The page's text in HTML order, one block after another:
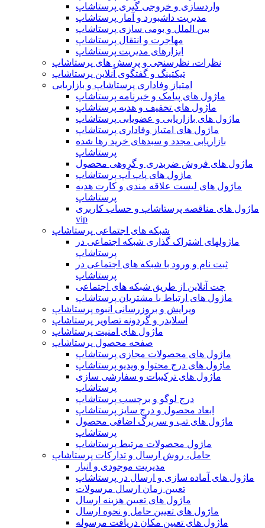
واردسازی و خروجی گیری پرستاشاپ
مدیریت داشبورد و آمار پرستاشاپ
بین الملل و بومی سازی پرستاشاپ
مهاجرت و انتقال پرستاشاپ
ابزارهای مدیریت پرستاشاپ
نظرات، نظرسنجی و پرسش های پرستاشاپ
تیکتینگ و گفتگوی آنلاین پرستاشاپ
امتیاز وفاداری پرستاشاپ و بازاریابی
ماژول های پیامک و خبرنامه پرستاشاپ
ماژول های تخفیف و هدیه پرستاشاپ
ماژول های بازاریابی و عضویابی پرستاشاپ
ماژول های امتیاز وفاداری پرستاشاپ
بازاریابی مجدد و سبدهای خرید رها شده
پرستاشاپ
ماژول های فروش ضربدری و گروهی محصول
ماژول های پاپ آپ پرستاشاپ
ماژول های لیست علاقه مندی و کارت هدیه
پرستاشاپ
ماژول های مناقصه پرستاشاپ و حساب کاربری
vip
شبکه های اجتماعی پرستاشاپ
ماژولهای اشتراک‌ گذاری شبکه اجتماعی در
پرستاشاپ
ثبت نام و ورود با شبکه های اجتماعی در
پرستاشاپ
چت آنلاین از طریق شبکه های اجتماعی
ماژول های ارتباط با مشتریان پرستاشاپ
ویرایش و بروزرسانی انبوه پرستاشاپ
اسلایدر و گردونه تصاویر پرستاشاپ
ماژول های امنیت پرستاشاپ
صفحه محصول پرستاشاپ
ماژول های محصولات مجازی پرستاشاپ
ماژول های درج محتوا و ویدیو پرستاشاپ
ماژول های ترکیبات و سفارشی سازی
پرستاشاپ
درج لوگو و برچسب پرستاشاپ
ابعاد محصول و درج سایز پرستاشاپ
ماژول های تب و سربرگ اضافی محصول
پرستاشاپ
ماژول محصولات مرتبط پرستاشاپ
حامل، روش ارسال و تدارکات پرستاشاپ
مدیریت موجودی و انبار
ماژول های آماده سازی و ارسال در پرستاشاپ
تعیین زمان ارسال مرسولات
ماژول های تعیین هزینه ارسال
ماژول های تعیین حامل و نحوه ارسال
ماژول های تعیین مکان دریافت مرسوله